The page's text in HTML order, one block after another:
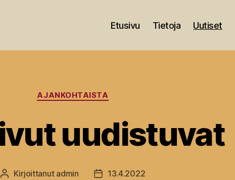
Etusivu Tietoja Uutiset
Kategoriat
AJANKOHTAISTA
uudistuvat
Kirjoittaja
Kirjoittanut admin Julkaisupäivämäärä
13.4.2022